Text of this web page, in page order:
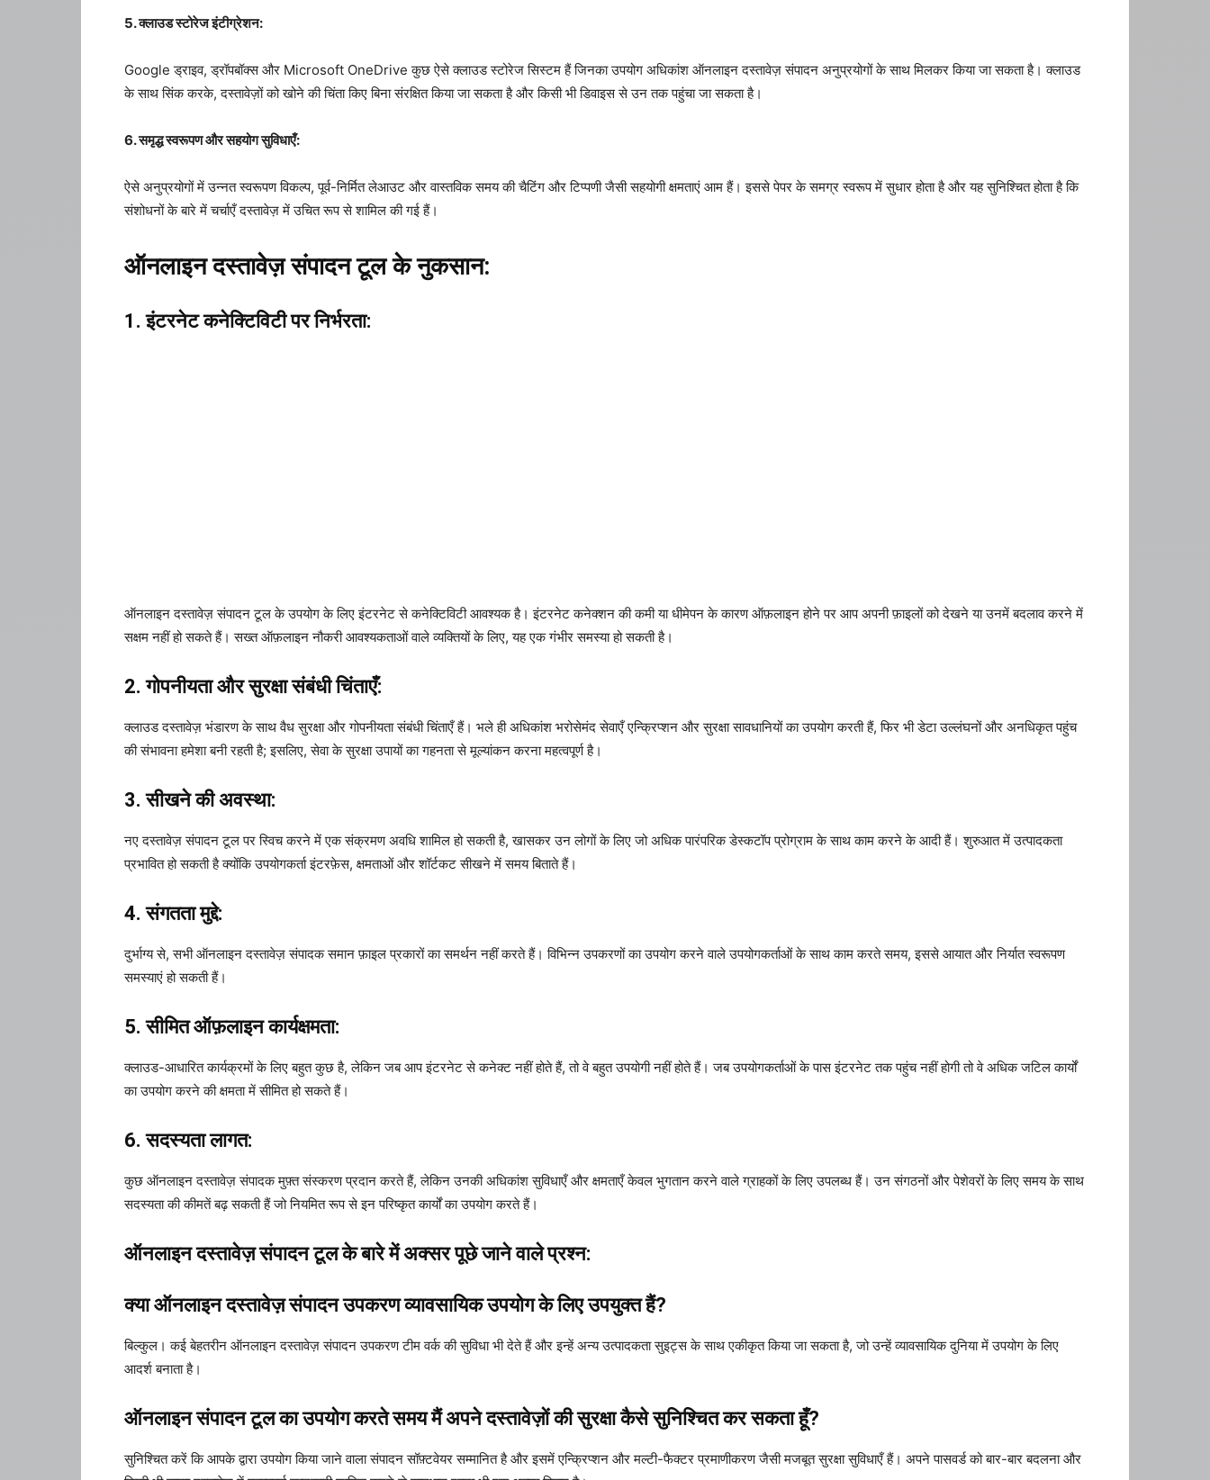
5. क्लाउड स्टोरेज इंटीग्रेशन:
Google ड्राइव, ड्रॉपबॉक्स और Microsoft OneDrive कुछ ऐसे क्लाउड स्टोरेज सिस्टम हैं जिनका उपयोग अधिकांश ऑनलाइन दस्तावेज़ संपादन अनुप्रयोगों के साथ मिलकर किया जा सकता है। क्लाउड
के साथ सिंक करके, दस्तावेज़ों को खोने की चिंता किए बिना संरक्षित किया जा सकता है और किसी भी डिवाइस से उन तक पहुंचा जा सकता है।
6. समृद्ध स्वरूपण और सहयोग सुविधाएँ:
ऐसे अनुप्रयोगों में उन्नत स्वरूपण विकल्प, पूर्व-निर्मित लेआउट और वास्तविक समय की चैटिंग और टिप्पणी जैसी सहयोगी क्षमताएं आम हैं। इससे पेपर के समग्र स्वरूप में सुधार होता है और यह सुनिश्चित होता है कि
संशोधनों के बारे में चर्चाएँ दस्तावेज़ में उचित रूप से शामिल की गई हैं।
ऑनलाइन दस्तावेज़ संपादन टूल के नुकसान:
1. इंटरनेट कनेक्टिविटी पर निर्भरता:
ऑनलाइन दस्तावेज़ संपादन टूल के उपयोग के लिए इंटरनेट से कनेक्टिविटी आवश्यक है। इंटरनेट कनेक्शन की कमी या धीमेपन के कारण ऑफ़लाइन होने पर आप अपनी फ़ाइलों को देखने या उनमें बदलाव करने में
सक्षम नहीं हो सकते हैं। सख्त ऑफ़लाइन नौकरी आवश्यकताओं वाले व्यक्तियों के लिए, यह एक गंभीर समस्या हो सकती है।
2. गोपनीयता और सुरक्षा संबंधी चिंताएँ:
क्लाउड दस्तावेज़ भंडारण के साथ वैध सुरक्षा और गोपनीयता संबंधी चिंताएँ हैं। भले ही अधिकांश भरोसेमंद सेवाएँ एन्क्रिप्शन और सुरक्षा सावधानियों का उपयोग करती हैं, फिर भी डेटा उल्लंघनों और अनधिकृत पहुंच
की संभावना हमेशा बनी रहती है; इसलिए, सेवा के सुरक्षा उपायों का गहनता से मूल्यांकन करना महत्वपूर्ण है।
3. सीखने की अवस्था:
नए दस्तावेज़ संपादन टूल पर स्विच करने में एक संक्रमण अवधि शामिल हो सकती है, खासकर उन लोगों के लिए जो अधिक पारंपरिक डेस्कटॉप प्रोग्राम के साथ काम करने के आदी हैं। शुरुआत में उत्पादकता
प्रभावित हो सकती है क्योंकि उपयोगकर्ता इंटरफ़ेस, क्षमताओं और शॉर्टकट सीखने में समय बिताते हैं।
4. संगतता मुद्दे:
दुर्भाग्य से, सभी ऑनलाइन दस्तावेज़ संपादक समान फ़ाइल प्रकारों का समर्थन नहीं करते हैं। विभिन्न उपकरणों का उपयोग करने वाले उपयोगकर्ताओं के साथ काम करते समय, इससे आयात और निर्यात स्वरूपण
समस्याएं हो सकती हैं।
5. सीमित ऑफ़लाइन कार्यक्षमता:
क्लाउड-आधारित कार्यक्रमों के लिए बहुत कुछ है, लेकिन जब आप इंटरनेट से कनेक्ट नहीं होते हैं, तो वे बहुत उपयोगी नहीं होते हैं। जब उपयोगकर्ताओं के पास इंटरनेट तक पहुंच नहीं होगी तो वे अधिक जटिल कार्यों
का उपयोग करने की क्षमता में सीमित हो सकते हैं।
6. सदस्यता लागत:
कुछ ऑनलाइन दस्तावेज़ संपादक मुफ़्त संस्करण प्रदान करते हैं, लेकिन उनकी अधिकांश सुविधाएँ और क्षमताएँ केवल भुगतान करने वाले ग्राहकों के लिए उपलब्ध हैं। उन संगठनों और पेशेवरों के लिए समय के साथ
सदस्यता की कीमतें बढ़ सकती हैं जो नियमित रूप से इन परिष्कृत कार्यों का उपयोग करते हैं।
ऑनलाइन दस्तावेज़ संपादन टूल के बारे में अक्सर पूछे जाने वाले प्रश्न:
क्या ऑनलाइन दस्तावेज़ संपादन उपकरण व्यावसायिक उपयोग के लिए उपयुक्त हैं?
बिल्कुल। कई बेहतरीन ऑनलाइन दस्तावेज़ संपादन उपकरण टीम वर्क की सुविधा भी देते हैं और इन्हें अन्य उत्पादकता सुइट्स के साथ एकीकृत किया जा सकता है, जो उन्हें व्यावसायिक दुनिया में उपयोग के लिए
आदर्श बनाता है।
ऑनलाइन संपादन टूल का उपयोग करते समय मैं अपने दस्तावेज़ों की सुरक्षा कैसे सुनिश्चित कर सकता हूँ?
सुनिश्चित करें कि आपके द्वारा उपयोग किया जाने वाला संपादन सॉफ़्टवेयर सम्मानित है और इसमें एन्क्रिप्शन और मल्टी-फैक्टर प्रमाणीकरण जैसी मजबूत सुरक्षा सुविधाएँ हैं। अपने पासवर्ड को बार-बार बदलना और